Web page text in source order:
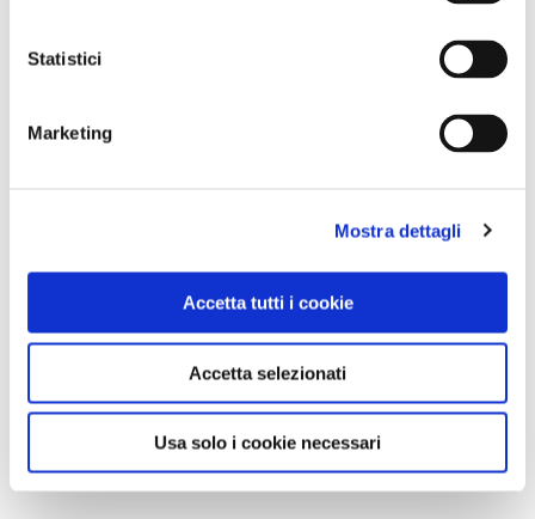
Statistici
Marketing
Mostra dettagli
Accetta tutti i cookie
Accetta selezionati
Usa solo i cookie necessari